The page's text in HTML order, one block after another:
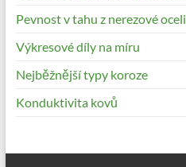
Pevnost v tahu z nerezové oceli
Výkresové díly na míru
Nejběžnější typy koroze
Konduktivita kovů